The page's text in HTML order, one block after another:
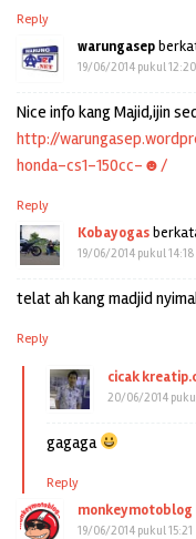
Reply
warungasep
19/06/2014 pukul 12:20
Nice info kang Majid,ijin
http://
honda-cs1-150cc-☻/
Reply
Kobayogas
19/06/2014 pukul 14:18
telat ah kang madjid
Reply
cicak
20/06/2014
gagaga
Reply
monkeymotoblog
19/06/2014 pukul 15:21